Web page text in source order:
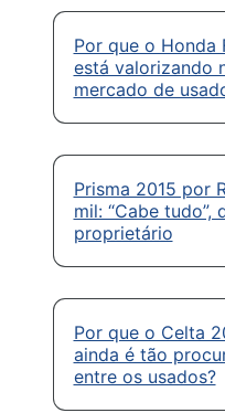
Por que o Honda
está valorizando
mercado de
Prisma 2015 por
mil: “Cabe tudo”,
proprietário
Por que o Celta
ainda é tão
entre os usados?